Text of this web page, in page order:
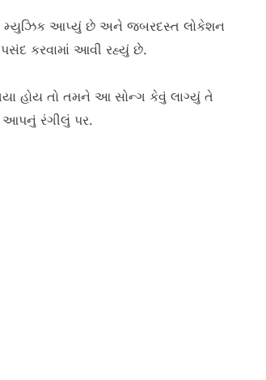
એ મ્યુઝિક આપ્યું છે અને જબરદસ્ત લોકેશન
પસંદ કરવામાં આવી રહ્યું છે.
હોય તો તમને આ સોન્ગ કેવું લાગ્યું તે
આપનું રંગીલું પર.